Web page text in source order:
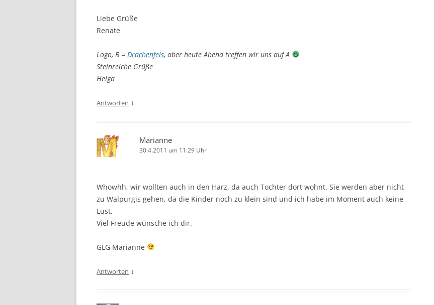
Liebe Grüße
Renate
Logo, B = Drachenfels, aber heute Abend treffen wir uns auf A
Steinreiche Grüße
Helga
Antworten ↓
Marianne
30.4.2011 um 11:29 Uhr
Whowhh, wir wollten auch in den Harz, da auch Tochter dort wohnt. Sie werden aber nicht
zu Walpurgis gehen, da die Kinder noch zu klein sind und ich habe im Moment auch keine
Lust.
Viel Freude wünsche ich dir.
GLG Marianne
Antworten ↓